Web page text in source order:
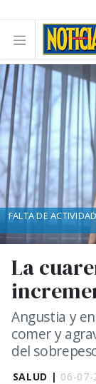
SALUD | 06-07-
La
Angustia y
comer y
del
FALTA DE